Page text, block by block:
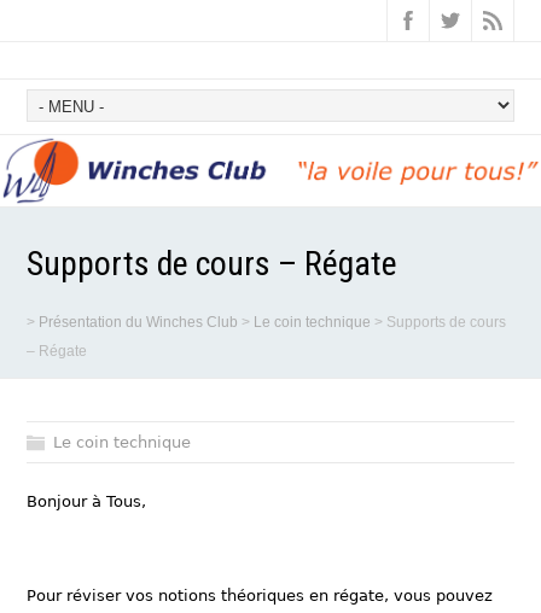
Supports de cours – Régate
> Présentation du Winches Club > Le coin technique > Supports de cours
– Régate
Le coin technique
Bonjour à Tous,
Pour réviser vos notions théoriques en régate, vous pouvez